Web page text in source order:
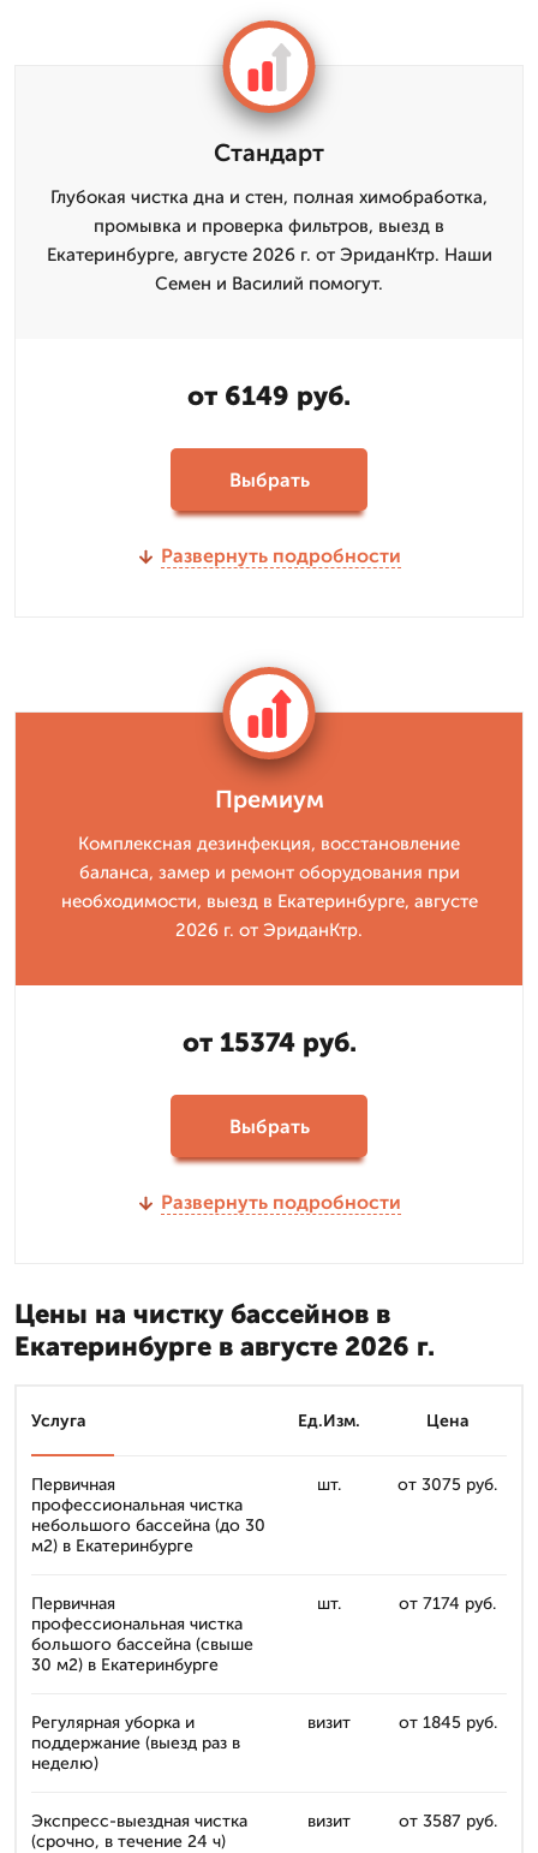
Стандарт
Глубокая чистка дна и стен, полная химобработка,
промывка и проверка фильтров, выезд в
Екатеринбурге, августе 2026 г. от ЭриданКтр. Наши
Семен и Василий помогут.
от 6149 руб.
Выбрать
Развернуть подробности
Премиум
Комплексная дезинфекция, восстановление
баланса, замер и ремонт оборудования при
необходимости, выезд в Екатеринбурге, августе
2026 г. от ЭриданКтр.
от 15374 руб.
Выбрать
Развернуть подробности
Цены на чистку бассейнов в
Екатеринбурге в августе 2026 г.
Услуга Ед.Изм. Цена
Первичная
профессиональная чистка
небольшого бассейна (до 30
м2) в Екатеринбурге
шт. от 3075 руб.
Первичная
профессиональная чистка
большого бассейна (свыше
30 м2) в Екатеринбурге
шт. от 7174 руб.
Регулярная уборка и
поддержание (выезд раз в
неделю)
визит от 1845 руб.
Экспресс-выездная чистка
(срочно, в течение 24 ч)
визит от 3587 руб.